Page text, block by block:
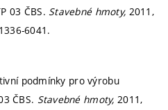
03 ČBS. Stavebné hmoty, 2011,
6041.
podmínky pro výrobu
ČBS. Stavebné hmoty, 2011,